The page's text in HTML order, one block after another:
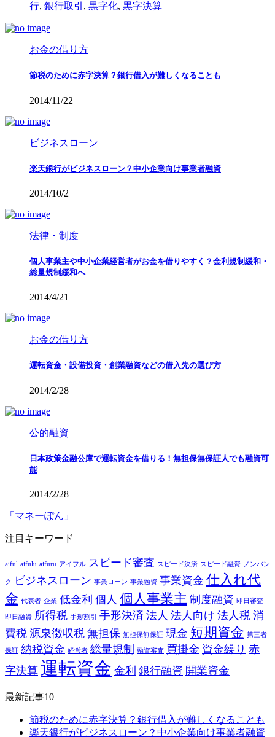
行, 銀行取引 , 黒字化, 黒字決算
お金の借り方
節税のために赤字決算？銀行借入が難しくなることも
2014/11/22
ビジネスローン
楽天銀行がビジネスローン？中小企業向け事業者融資
2014/10/2
法律・制度
個人事業主や中小企業経営者がお金を借りやすく？金利規制緩和・
総量規制緩和へ
2014/4/21
お金の借り方
運転資金・設備投資・創業融資などの借入先の選び方
2014/2/28
公的融資
日本政策金融公庫で運転資金を借りる！無担保無保証人でも融資可
能
2014/2/28
「マネーぽん」
注目キーワード
aiful aifulu aifuru アイフル スピード審査 スピード決済 スピード融資 ノンバン
ク ビジネスローン 事業ローン 事業融資 事業資金 仕入れ代
金 代表者 企業 低金利 個人 個人事業主 制度融資 即日審査
即日融資 所得税 手形割引 手形決済 法人 法人向け 法人税 消
費税 源泉徴収税 無担保 無担保無保証 現金 短期資金 第三者
保証 納税資金 経営者 総量規制 融資審査 買掛金 資金繰り 赤
字決算 運転資金 金利 銀行融資 開業資金
最新記事10
節税のために赤字決算？銀行借入が難しくなることも
楽天銀行がビジネスローン？中小企業向け事業者融資